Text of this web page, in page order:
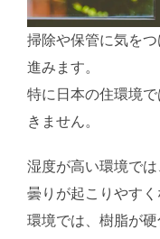
掃除や保管に気をつ
進みます。
特に日本の住環境
きません。
湿度が高い環境で
曇りが起こりやす
環境では、樹脂が